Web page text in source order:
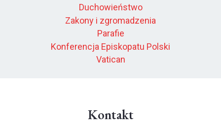
Duchowieństwo
Zakony i zgromadzenia
Parafie
Konferencja Episkopatu Polski
Vatican
Kontakt